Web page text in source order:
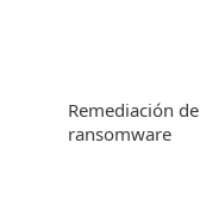
Remediación de
ransomware